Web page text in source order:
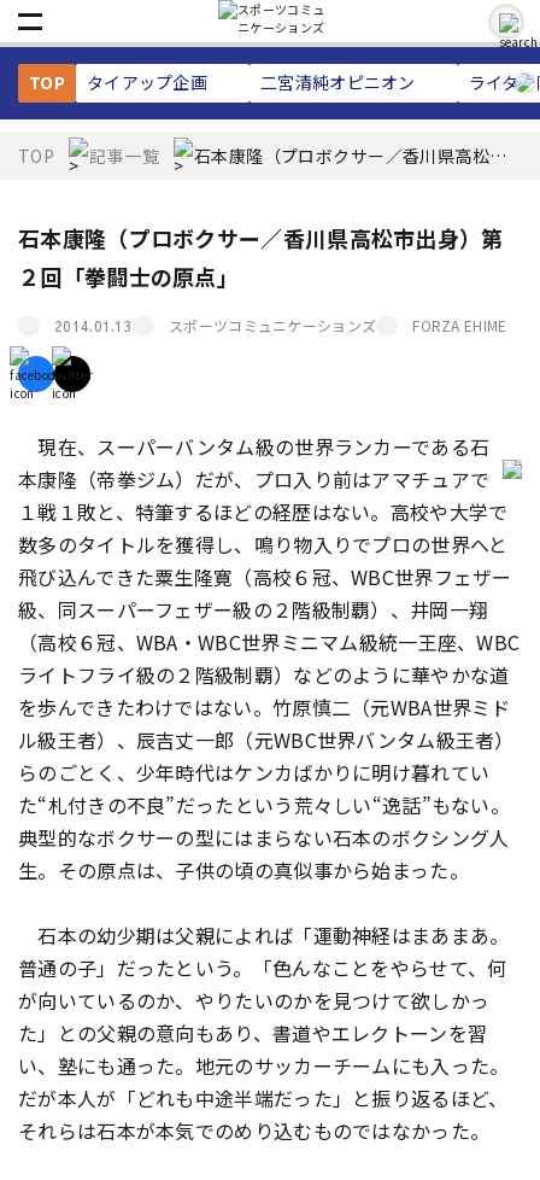
TOP タイアップ企画 二宮清純オピニオン ライタ
TOP 記事一覧 石本康隆（プロボクサー／香川県高松市
石本康隆（プロボクサー／香川県高松市出身）第
２回「拳闘士の原点」
2014.01.13 スポーツコミュニケーションズ FORZA EHIME
現在、スーパーバンタム級の世界ランカーである石
本康隆（帝拳ジム）だが、プロ入り前はアマチュアで
１戦１敗と、特筆するほどの経歴はない。高校や大学で
数多のタイトルを獲得し、鳴り物入りでプロの世界へと
飛び込んできた粟生隆寛（高校６冠、WBC世界フェザー
級、同スーパーフェザー級の２階級制覇）、井岡一翔
（高校６冠、WBA・WBC世界ミニマム級統一王座、WBC
ライトフライ級の２階級制覇）などのように華やかな道
を歩んできたわけではない。竹原慎二（元WBA世界ミド
ル級王者）、辰吉丈一郎（元WBC世界バンタム級王者）
らのごとく、少年時代はケンカばかりに明け暮れてい
た“札付きの不良”だったという荒々しい“逸話”もない。
典型的なボクサーの型にはまらない石本のボクシング人
生。その原点は、子供の頃の真似事から始まった。
石本の幼少期は父親によれば「運動神経はまあまあ。
普通の子」だったという。「色んなことをやらせて、何
が向いているのか、やりたいのかを見つけて欲しかっ
た」との父親の意向もあり、書道やエレクトーンを習
い、塾にも通った。地元のサッカーチームにも入った。
だが本人が「どれも中途半端だった」と振り返るほど、
それらは石本が本気でのめり込むものではなかった。